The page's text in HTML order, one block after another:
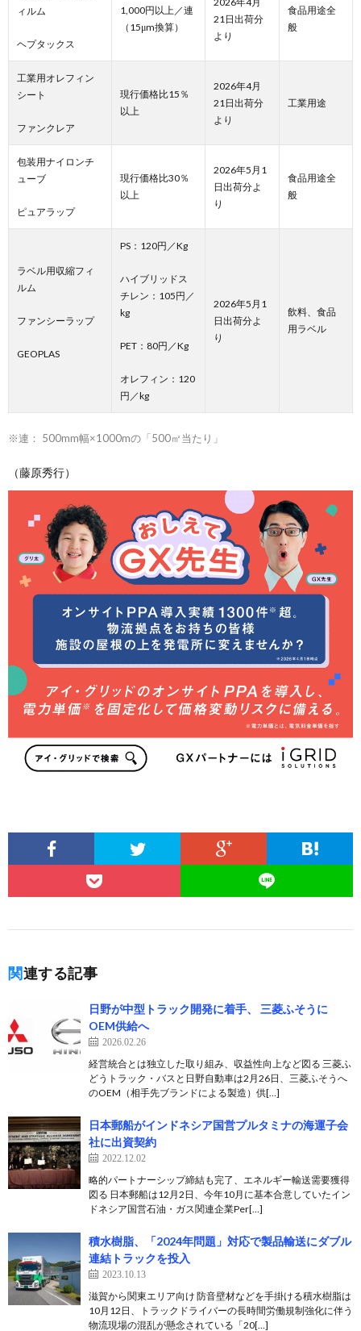
ィルム
ヘプタックス
1,000円以上／連
（15μm換算）
21日出荷分
より
食品用途全
般
工業用オレフィン
シート
ファンクレア
現行価格比15％
以上
2026年4月
21日出荷分
より
工業用途
包装用ナイロンチ
ューブ
ピュアラップ
現行価格比30％
以上
2026年5月1
日出荷分よ
り
食品用途全
般
ラベル用収縮フィ
ルム
ファンシーラップ
GEOPLAS
PS：120円／Kg
ハイブリッドス
チレン：105円／
kg
PET：80円／Kg
オレフィン：120
円／kg
2026年5月1
日出荷分よ
り
飲料、食品
用ラベル
※連： 500mm幅×1000mの「500㎡当たり」
（藤原秀行）
関連する記事
日野が中型トラック開発に着手、 三菱ふそうに
OEM供給へ
2026.02.26
経営統合とは独立した取り組み、収益性向上など図る 三菱ふ
どうトラック・バスと日野自動車は2月26日、三菱ふそうへ
のOEM（相手先ブランドによる製造）供[…]
日本郵船がインドネシア国営プルタミナの海運子会
社に出資契約
2022.12.02
略的パートナーシップ締結も完了、エネルギー輸送需要獲得
図る 日本郵船は12月2日、今年10月に基本合意していたイン
ドネシア国営石油・ガス関連企業Per[…]
積水樹脂、「2024年問題」対応で製品輸送にダブル
連結トラックを投入
2023.10.13
滋賀から関東エリア向け 防音壁材などを手掛ける積水樹脂は
10月12日、トラックドライバーの長時間労働規制強化に伴う
物流現場の混乱が懸念されている「20[…]